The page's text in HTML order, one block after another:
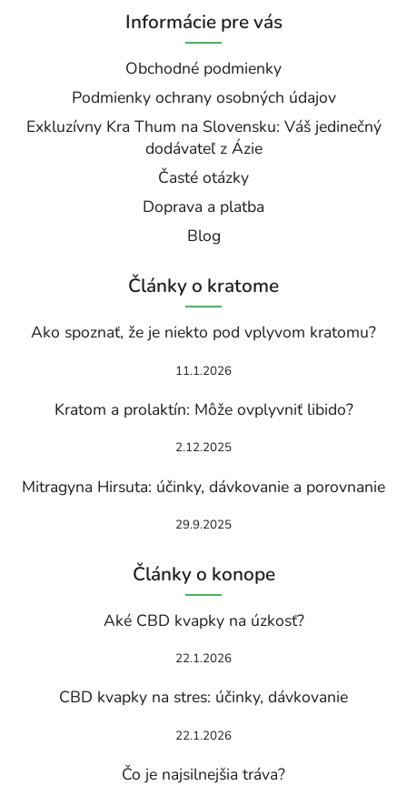
Informácie pre vás
Obchodné podmienky
Podmienky ochrany osobných údajov
Exkluzívny Kra Thum na Slovensku: Váš jedinečný
dodávateľ z Ázie
Časté otázky
Doprava a platba
Blog
Články o kratome
Ako spoznať, že je niekto pod vplyvom kratomu?
11.1.2026
Kratom a prolaktín: Môže ovplyvniť libido?
2.12.2025
Mitragyna Hirsuta: účinky, dávkovanie a porovnanie
29.9.2025
Články o konope
Aké CBD kvapky na úzkosť?
22.1.2026
CBD kvapky na stres: účinky, dávkovanie
22.1.2026
Čo je najsilnejšia tráva?